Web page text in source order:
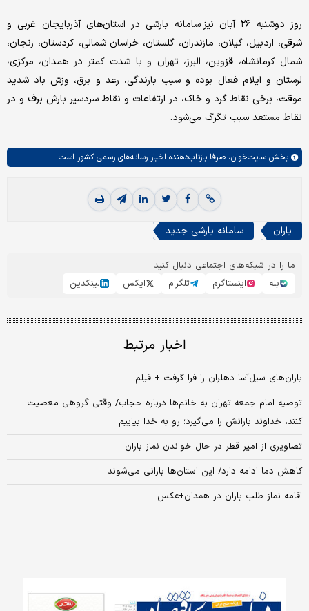
روز دوشنبه ۲۶ آبان نیز سامانه بارشی در استان‌های آذربایجان غربی و
شرقی، اردبیل، گیلان، مازندران، گلستان، خراسان شمالی، کردستان، زنجان،
شمال کرمانشاه، قزوین، البرز، تهران و با شدت کمتر در همدان، مرکزی،
لرستان و ایلام فعال بوده و سبب بارندگی، رعد و برق، وزش باد شدید
موقت، برخی نقاط گرد و خاک، در ارتفاعات و نقاط سردسیر بارش برف و در
نقاط مستعد سبب تگرگ می‌شود.
بخش سایت‌خوان، صرفا بازتاب‌دهنده اخبار رسانه‌های رسمی کشور است.
باران سامانه بارشی جدید
ما را در شبکه‌های اجتماعی دنبال کنید
بله
اینستاگرم تلگرام ایکس لینکدین
اخبار مرتبط
باران‌های سیل‌آسا دهلران را فرا گرفت + فیلم
توصیه امام جمعه تهران به خانم‌ها درباره حجاب/ وقتی گروهی معصیت
کنند، خداوند بارانش را می‌گیرد؛ رو به خدا بیاییم
تصاویری از امیر قطر در حال خواندن نماز باران
کاهش دما ادامه دارد/ این استان‌ها بارانی می‌شوند
اقامه نماز طلب باران در همدان+عکس